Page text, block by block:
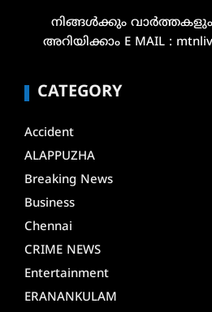
നിങ്ങൾക്കും
അറിയിക്കാം E MAIL :
CATEGORY
Accident
ALAPPUZHA
Breaking News
Business
Chennai
CRIME NEWS
Entertainment
ERANANKULAM